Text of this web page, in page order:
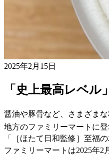
2025年2月15日
「史上最高レベ
醤油や豚骨など、さまざま
地方のファミリーマートに
「［ほたて日和監修］至福の
ファミリーマートは2025年2